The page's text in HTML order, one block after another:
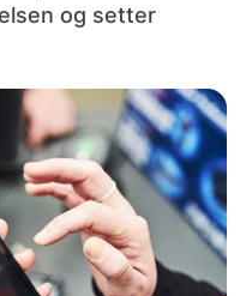
og setter